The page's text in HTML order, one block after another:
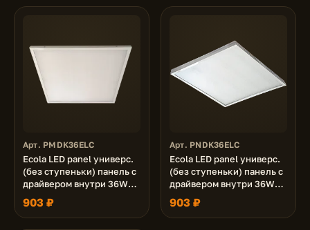
Арт. PMDK36ELC
Ecola LED panel универс.
(без ступеньки) панель с
драйвером внутри 36W
220V 6500K Матовая
595x595x19
903 ₽
Арт. PNDK36ELC
Ecola LED panel универс.
(без ступеньки) панель с
драйвером внутри 36W
220V 6500K Призма
595x595x19
903 ₽